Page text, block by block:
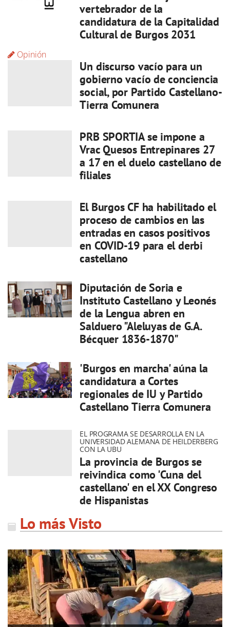
vertebrador de la
candidatura de la Capitalidad
Cultural de Burgos 2031
Opinión
Un discurso vacío para un
gobierno vacío de conciencia
social, por Partido Castellano-
Tierra Comunera
PRB SPORTIA se impone a
Vrac Quesos Entrepinares 27
a 17 en el duelo castellano de
filiales
El Burgos CF ha habilitado el
proceso de cambios en las
entradas en casos positivos
en COVID-19 para el derbi
castellano
Diputación de Soria e
Instituto Castellano y Leonés
de la Lengua abren en
Salduero "Aleluyas de G.A.
Bécquer 1836-1870"
'Burgos en marcha' aúna la
candidatura a Cortes
regionales de IU y Partido
Castellano Tierra Comunera
EL PROGRAMA SE DESARROLLA EN LA
UNIVERSIDAD ALEMANA DE HEILDERBERG
CON LA UBU
La provincia de Burgos se
reivindica como 'Cuna del
castellano' en el XX Congreso
de Hispanistas
Lo más Visto